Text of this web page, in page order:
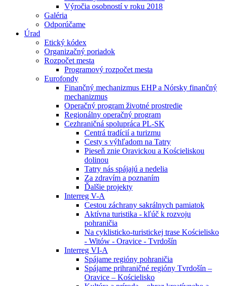
Výročia osobností v roku 2018
Galéria
Odporúčame
Úrad
Etický kódex
Organizačný poriadok
Rozpočet mesta
Programový rozpočet mesta
Eurofondy
Finančný mechanizmus EHP a Nórsky finančný
mechanizmus
Operačný program životné prostredie
Regionálny operačný program
Cezhraničná spolupráca PL-SK
Centrá tradícií a turizmu
Cesty s výhľadom na Tatry
Pieseň znie Oravickou a Kościeliskou
dolinou
Tatry nás spájajú a nedelia
Za zdravím a poznaním
Ďalšie projekty
Interreg V-A
Cestou záchrany sakrálnych pamiatok
Aktívna turistika - kľúč k rozvoju
pohraničia
Na cyklisticko-turistickej trase Kościelisko
- Witów - Oravice - Tvrdošín
Interreg VI-A
Spájame regióny pohraničia
Spájame prihraničné regióny Tvrdošín –
Oravice – Kościelisko